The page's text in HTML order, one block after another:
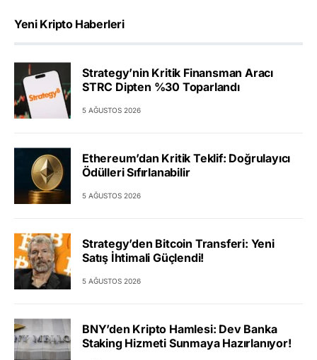
Yeni Kripto Haberleri
Strategy’nin Kritik Finansman Aracı
STRC Dipten %30 Toparlandı
5 AĞUSTOS 2026
Ethereum’dan Kritik Teklif: Doğrulayıcı
Ödülleri Sıfırlanabilir
5 AĞUSTOS 2026
Strategy’den Bitcoin Transferi: Yeni
Satış İhtimali Güçlendi!
5 AĞUSTOS 2026
BNY’den Kripto Hamlesi: Dev Banka
Staking Hizmeti Sunmaya Hazırlanıyor!